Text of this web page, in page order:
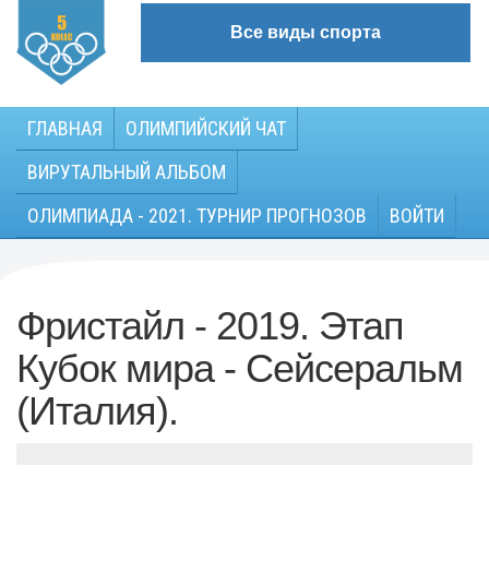
Все виды спорта
ГЛАВНАЯ
ОЛИМПИЙСКИЙ ЧАТ
ВИРУТАЛЬНЫЙ АЛЬБОМ
ОЛИМПИАДА - 2021. ТУРНИР ПРОГНОЗОВ
ВОЙТИ
Фристайл - 2019. Этап
Кубок мира - Сейсеральм
(Италия).